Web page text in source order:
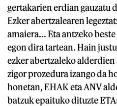
gertakarien erdian gauzatu
Ezker abertzalearen
amaiera... Eta antzeko
egon dira tartean. Hain
ezker abertzaleko
zigor prozedura izango da
honetan, EHAK eta ANV
batzuk epaituko dituzte